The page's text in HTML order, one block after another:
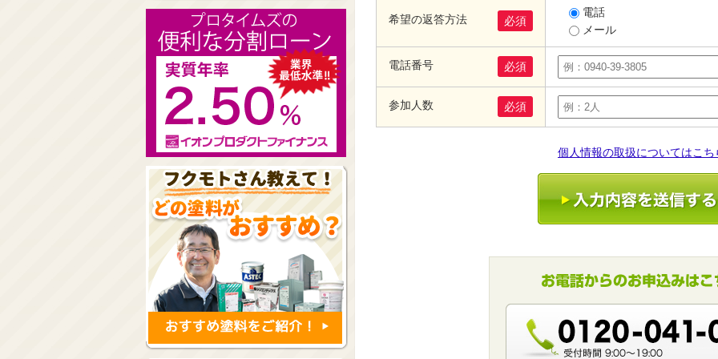
希望の返答方法 必須
電話
メール
電話番号 必須
参加人数 必須
個人情報の取扱についてはこち